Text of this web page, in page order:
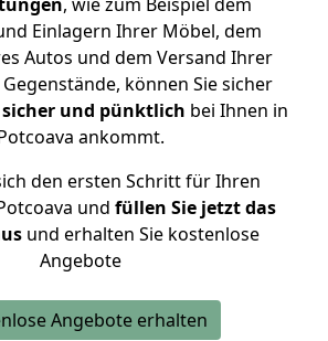
Einlagern Ihrer Möbel, dem
Autos und dem Versand Ihrer
können Sie sicher
sicher und pünktlich bei Ihnen in
ankommt.
den ersten Schritt für Ihren
und füllen Sie jetzt das
und erhalten Sie kostenlose
Angebote
Angebote erhalten